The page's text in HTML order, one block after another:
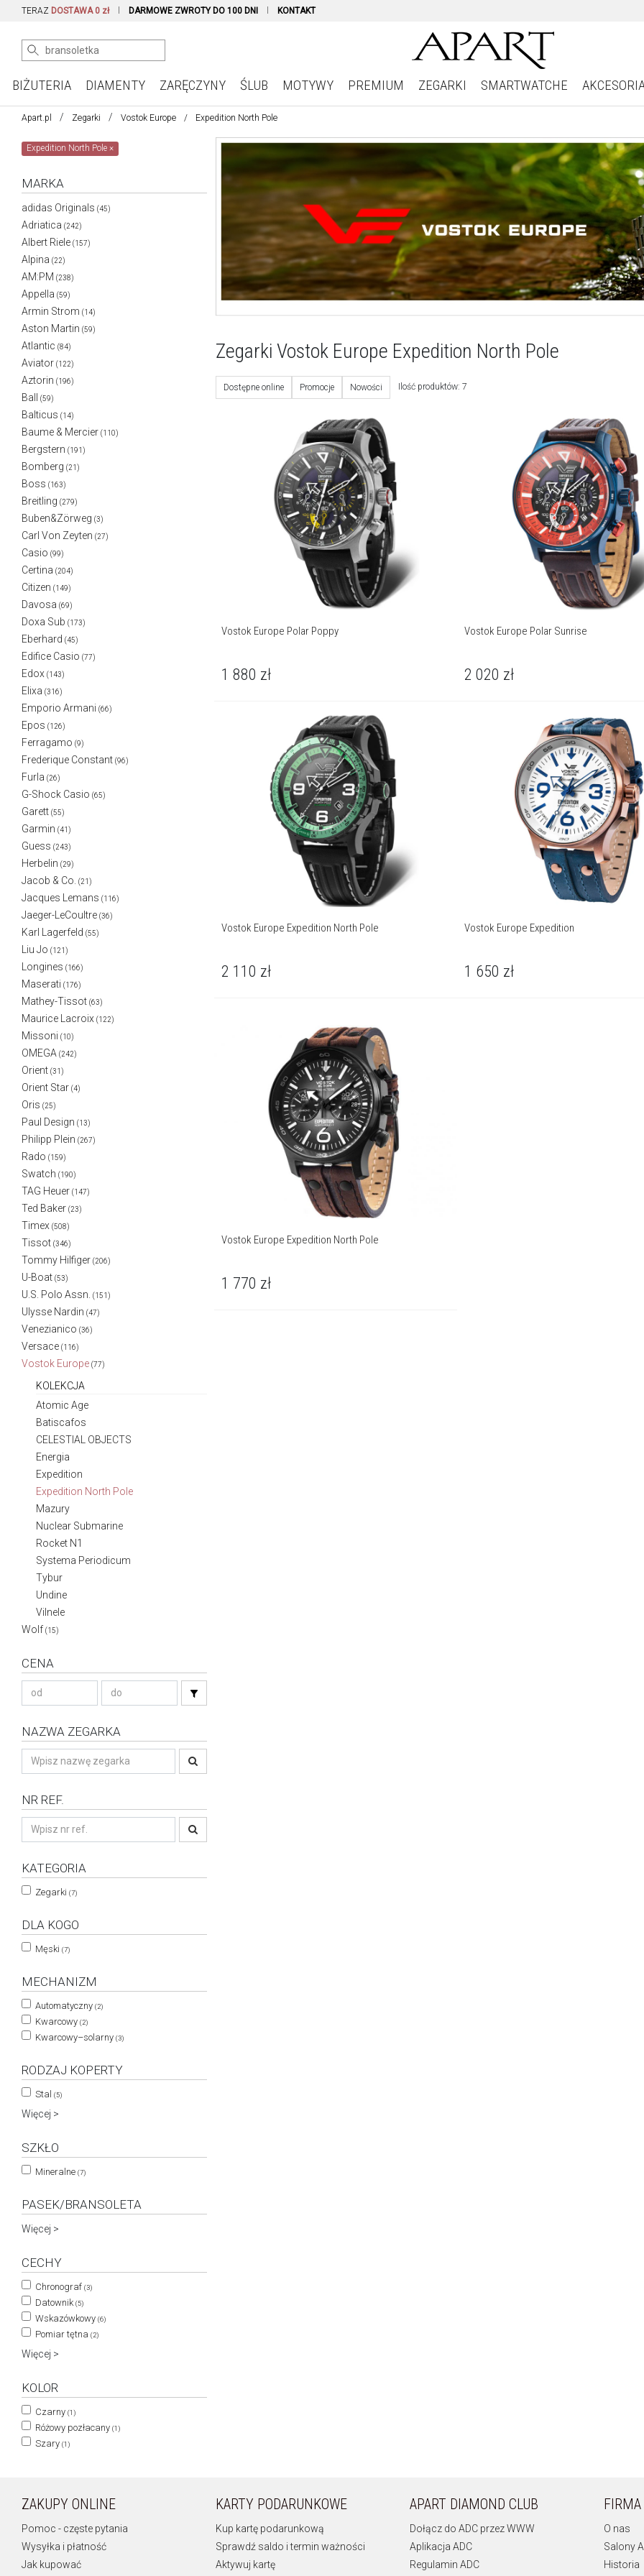
TERAZ DOSTAWA 0 zł DARMOWE ZWROTY DO 100 DNI KONTAKT
BIŻUTERIA DIAMENTY ZARĘCZYNY ŚLUB MOTYWY PREMIUM ZEGARKI SMARTWATCHE
Apart.pl Zegarki Vostok Europe Expedition North Pole
Expedition North Pole×
MARKA
adidas Originals (45)
Adriatica (242)
Albert Riele (157)
Alpina (22)
AM:PM (238)
Appella (59)
Armin Strom (14)
Aston Martin (59)
Atlantic (84)
Aviator (122)
Aztorin (196)
Ball (59)
Balticus (14)
Baume & Mercier (110)
Bergstern (191)
Bomberg (21)
Boss (163)
Breitling (279)
Buben&Zörweg (3)
Carl Von Zeyten (27)
Casio (99)
Certina (204)
Citizen (149)
Davosa (69)
Doxa Sub (173)
Eberhard (45)
Edifice Casio (77)
Edox (143)
Elixa (316)
Emporio Armani (66)
Epos (126)
Ferragamo (9)
Frederique Constant (96)
Furla (26)
G-Shock Casio (65)
Garett (55)
Garmin (41)
Guess (243)
Herbelin (29)
Jacob & Co. (21)
Jacques Lemans (116)
Jaeger-LeCoultre (36)
Karl Lagerfeld (55)
Liu Jo (121)
Longines (166)
Maserati (176)
Mathey-Tissot (63)
Maurice Lacroix (122)
Missoni (10)
OMEGA (242)
Orient (31)
Orient Star (4)
Oris (25)
Paul Design (13)
Philipp Plein (267)
Rado (159)
Swatch (190)
TAG Heuer (147)
Ted Baker (23)
Timex (508)
Tissot (346)
Tommy Hilfiger (206)
U-Boat (53)
U.S. Polo Assn. (151)
Ulysse Nardin (47)
Venezianico (36)
Versace (116)
Vostok Europe (77)
KOLEKCJA
Atomic Age
Batiscafos
CELESTIAL OBJECTS
Energia
Expedition
Expedition North Pole
Mazury
Nuclear Submarine
Rocket N1
Systema Periodicum
Tybur
Undine
Vilnele
Wolf (15)
CENA
NAZWA ZEGARKA
NR REF.
KATEGORIA
Zegarki (7)
DLA KOGO
Męski (7)
MECHANIZM
Automatyczny (2)
Kwarcowy (2)
Kwarcowy–solarny (3)
RODZAJ KOPERTY
Stal (5)
Więcej >
SZKŁO
Mineralne (7)
PASEK/BRANSOLETA
Więcej >
CECHY
Chronograf (3)
Datownik (5)
Wskazówkowy (6)
Pomiar tętna (2)
Więcej >
KOLOR
Czarny (1)
Różowy pozłacany (1)
Szary (1)
Zegarki Vostok Europe Expedition North Pole
Dostępne online Promocje Nowości Ilość produktów: 7
Vostok Europe Polar Poppy
1 880 zł
Vostok Europe Polar Sunrise
2 020 zł
Vostok Europe Expedition North Pole
2 110 zł
Vostok Europe Expedition
1 650 zł
Vostok Europe Expedition North Pole
1 770 zł
ZAKUPY ONLINE
Pomoc - częste pytania
Wysyłka i płatność
Jak kupować
KARTY PODARUNKOWE
Kup kartę podarunkową
Sprawdź saldo i termin ważności
Aktywuj kartę
APART DIAMOND CLUB
Dołącz do ADC przez WWW
Aplikacja ADC
Regulamin ADC
FIRMA
O nas
Salony
Historia